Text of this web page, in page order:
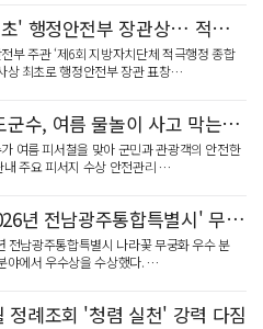
진도군, '최초' 행정안전부 장관상… 적극행정 역량 '입증'
부 주관 ‘제6회 지방자치단체 적극행정 종합
상 최초로 행정안전부 장관 표창…
이재각 진도군수, 여름 물놀이 사고 막는다... 안전관리 강화
여름 피서철을 맞아 군민과 관광객의 안전한
내 주요 피서지 수상 안전관리 …
진도군, '2026년 전남광주통합특별시' 무궁화 품평회 우수상
전남광주통합특별시 나라꽃 무궁화 우수 분
야에서 우수상을 수상했다. …
정례조회 '청렴 실천' 강력 다짐